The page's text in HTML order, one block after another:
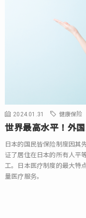
2024.01.31 健康保险
世界最高水平！外
日本的国民皆保险制度因其
证了居住在日本的所有人平
工。日本医疗制度的最大特
量医疗服务。